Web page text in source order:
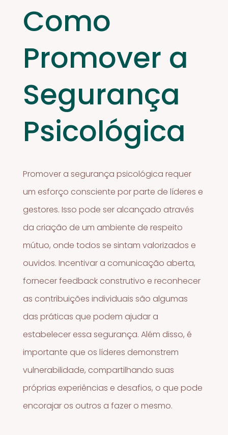
Como
Promover a
Segurança
Psicológica
Promover a segurança psicológica requer
um esforço consciente por parte de líderes e
gestores. Isso pode ser alcançado através
da criação de um ambiente de respeito
mútuo, onde todos se sintam valorizados e
ouvidos. Incentivar a comunicação aberta,
fornecer feedback construtivo e reconhecer
as contribuições individuais são algumas
das práticas que podem ajudar a
estabelecer essa segurança. Além disso, é
importante que os líderes demonstrem
vulnerabilidade, compartilhando suas
próprias experiências e desafios, o que pode
encorajar os outros a fazer o mesmo.